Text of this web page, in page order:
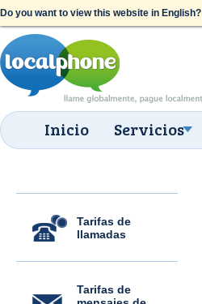
Do you want to view this website in English?
Inicio Servicios
Tarifas de
llamadas
Tarifas de